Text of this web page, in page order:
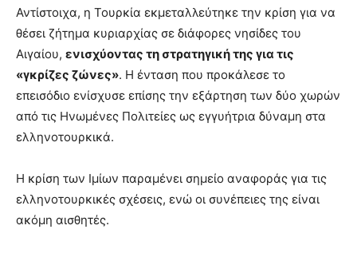
Αντίστοιχα, η Τουρκία εκμεταλλεύτηκε την κρίση για να
θέσει ζήτημα κυριαρχίας σε διάφορες νησίδες του
Αιγαίου, ενισχύοντας τη στρατηγική της για τις
«γκρίζες ζώνες». Η ένταση που προκάλεσε το
επεισόδιο ενίσχυσε επίσης την εξάρτηση των δύο χωρών
από τις Ηνωμένες Πολιτείες ως εγγυήτρια δύναμη στα
ελληνοτουρκικά.
Η κρίση των Ιμίων παραμένει σημείο αναφοράς για τις
ελληνοτουρκικές σχέσεις, ενώ οι συνέπειες της είναι
ακόμη αισθητές.